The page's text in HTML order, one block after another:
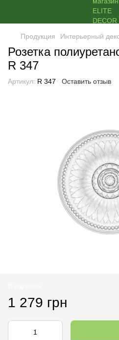
Продукция Интерьерный
Розетка
R 347
Артикул: R 347 Оставить отзыв
1 279 грн